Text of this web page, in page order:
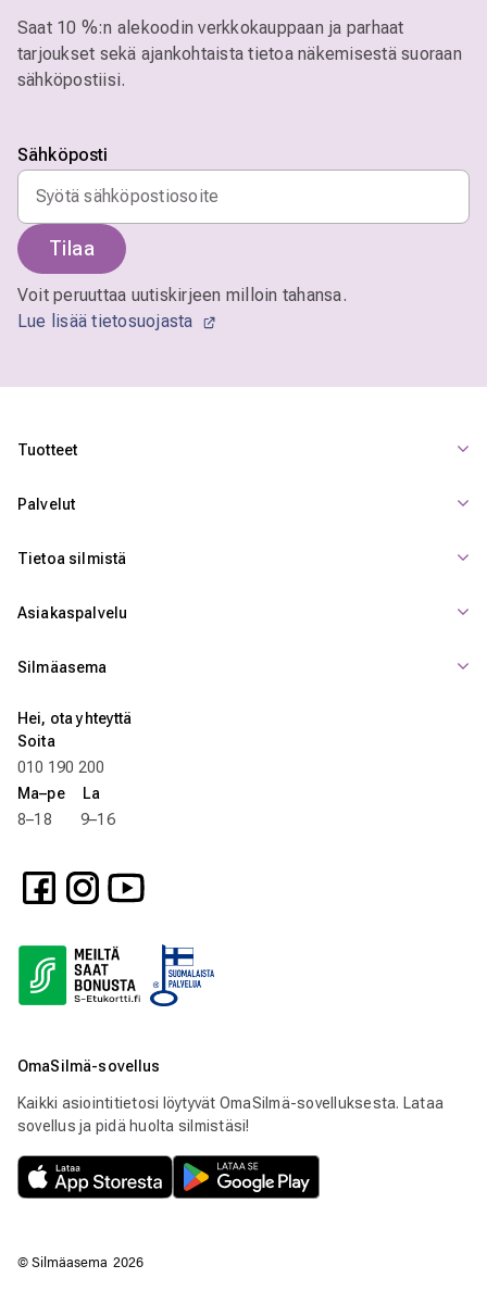
Saat 10 %:n alekoodin verkkokauppaan ja parhaat
tarjoukset sekä ajankohtaista tietoa näkemisestä suoraan
sähköpostiisi.
Sähköposti
Tilaa
Voit peruuttaa uutiskirjeen milloin tahansa.
Lue lisää tietosuojasta
Tuotteet
Palvelut
Tietoa silmistä
Asiakaspalvelu
Silmäasema
Hei, ota yhteyttä
Soita
010 190 200
Ma–pe La
8–18 9–16
OmaSilmä-sovellus
Kaikki asiointitietosi löytyvät OmaSilmä-sovelluksesta. Lataa
sovellus ja pidä huolta silmistäsi!
© Silmäasema 2026